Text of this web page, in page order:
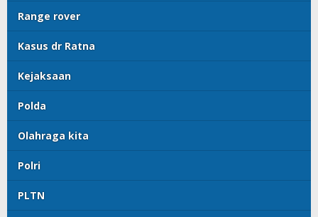
Range rover
Kasus dr Ratna
Kejaksaan
Polda
Olahraga kita
Polri
PLTN